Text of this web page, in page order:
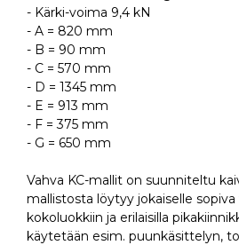
- Kärki-voima 9,4 kN
- A = 820 mm
- B = 90 mm
- C = 570 mm
- D = 1345 mm
- E = 913 mm
- F = 375 mm
- G = 650 mm
Vahva KC-mallit on suunniteltu
mallistosta löytyy jokaiselle sopiva
kokoluokkiin ja erilaisilla
käytetään esim. puunkäsittelyn,